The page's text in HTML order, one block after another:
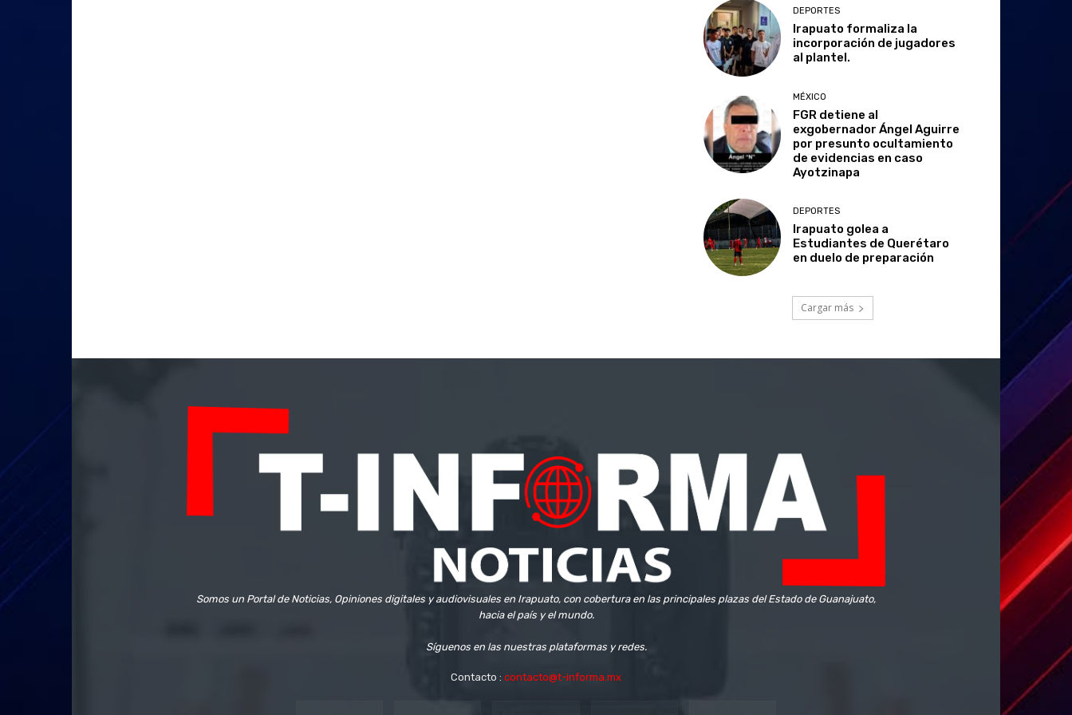
DEPORTES
Irapuato formaliza la
incorporación de jugadores
al plantel.
MÉXICO
FGR detiene al
exgobernador Ángel Aguirre
por presunto ocultamiento
de evidencias en caso
Ayotzinapa
DEPORTES
Irapuato golea a
Estudiantes de Querétaro
en duelo de preparación
Cargar más
Somos un Portal de Noticias, Opiniones digitales y audiovisuales en Irapuato, con cobertura en las principales plazas del Estado de Guanajuato,
hacia el país y el mundo.
Síguenos en las nuestras plataformas y redes.
Contacto : contacto@t-informa.mx